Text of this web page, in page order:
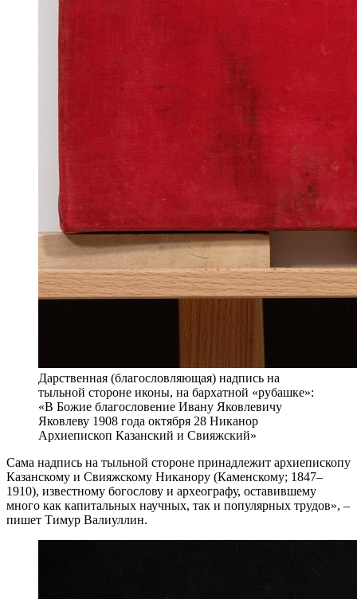
Дарственная (благословляющая) надпись на
тыльной стороне иконы, на бархатной «рубашке»:
«В Божие благословение Ивану Яковлевичу
Яковлеву 1908 года октября 28 Никанор
Архиепископ Казанский и Свияжский»
Сама надпись на тыльной стороне принадлежит архиепископу
Казанскому и Свияжскому Никанору (Каменскому; 1847–
1910), известному богослову и археографу, оставившему
много как капитальных научных, так и популярных трудов», –
пишет Тимур Валиуллин.